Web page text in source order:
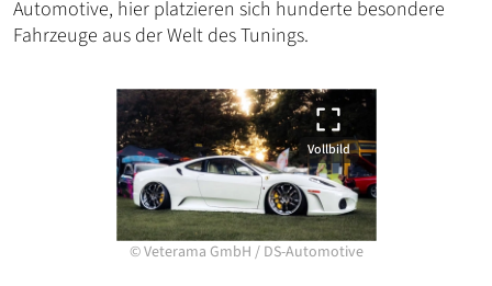
Automotive, hier platzieren sich hunderte besondere
Fahrzeuge aus der Welt des Tunings.
Vollbild
©Veterama GmbH / DS-Automotive